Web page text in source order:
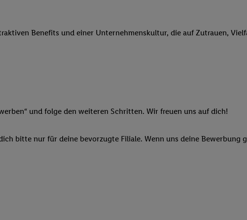
Benefits und einer Unternehmenskultur, die auf Zutrauen,
und folge den weiteren Schritten. Wir freuen uns auf dich!
bitte nur für deine bevorzugte Filiale. Wenn uns deine Bewerbung
Utiq SA/NV („Utiq“) und IhremTelekommunikationsnetzbetreiber, die Utiq-
Referenz, wie z.B. Ihrer Mobilfunknummer, eine Kennung für Utiq
zur Nutzung der Utiq-Technologie - zusätzlich zur weiter unten
„Nutzung der Telekommunikations-basierten Utiq-Technologie für
dieser Einwilligung (nur für die Lidl-Dienste) widerrufen. Weitere
zu. Weitere Informationen, auch zur Speicherdauer der Daten und zu Ihrem